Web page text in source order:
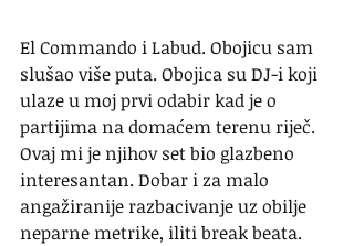
El Commando i Labud. Obojicu sam
slušao više puta. Obojica su DJ-i koji
ulaze u moj prvi odabir kad je o
partijima na domaćem terenu riječ.
Ovaj mi je njihov set bio glazbeno
interesantan. Dobar i za malo
angažiranije razbacivanje uz obilje
neparne metrike, iliti break beata.